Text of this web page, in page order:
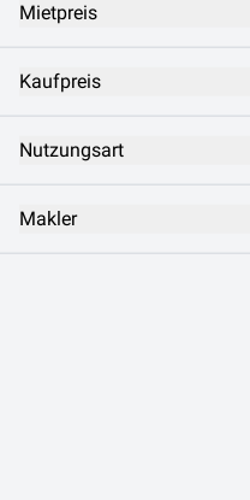
Mietpreis
Kaufpreis
Nutzungsart
Makler